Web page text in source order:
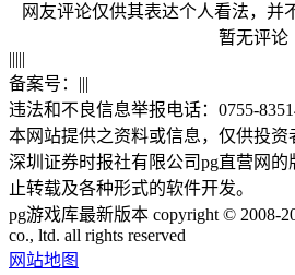
网友评论仅供其表达个人看法，并
暂无评论
|||||
备案号： |||
违法和不良信息举报电话：0755-
本网站提供之资料或信息，仅供投
深圳证券时报社有限公司pg直营网
止转载及各种形式的软件开发。
pg游戏库最新版本 copyright © 2008-
co., ltd. all rights reserved
网站地图